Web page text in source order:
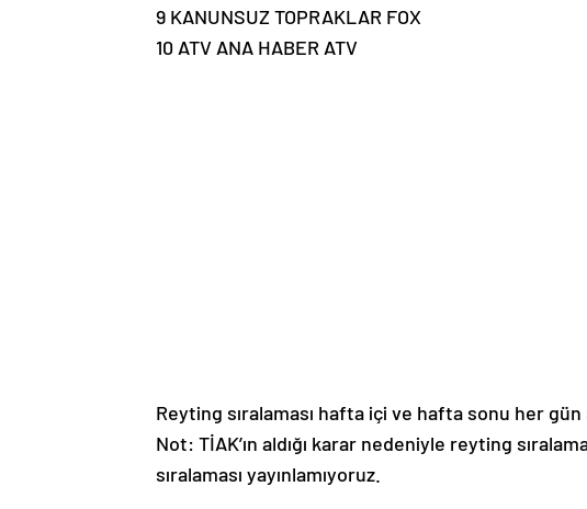
9 KANUNSUZ TOPRAKLAR FOX
10 ATV ANA HABER ATV
Reyting sıralaması hafta içi ve hafta sonu her gün
Not: TİAK’ın aldığı karar nedeniyle reyting
sıralaması yayınlamıyoruz.